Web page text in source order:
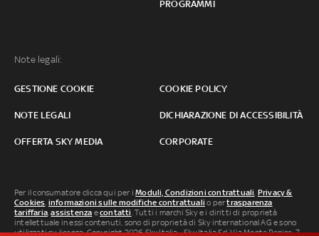
PROGRAMMI
Note legali:
GESTIONE COOKIE COOKIE POLICY
NOTE LEGALI DICHIARAZIONE DI ACCESSIBILITÀ
OFFERTA SKY MEDIA CORPORATE
Per il consumatore clicca qui per iModuli, Condizioni contrattuali, Privacy &
Cookies, informazioni sulle modifiche contrattuali o pertrasparenza
tariffaria,assistenza econtatti. Tutti i marchi Sky e i diritti di proprietà
intellettuale in essi contenuti, sono di proprietà di Sky international AG e sono
utilizzati su licenza. Copyright 2026 Sky Italia - Sky Italia Srl Via Monte Penice, 7 -